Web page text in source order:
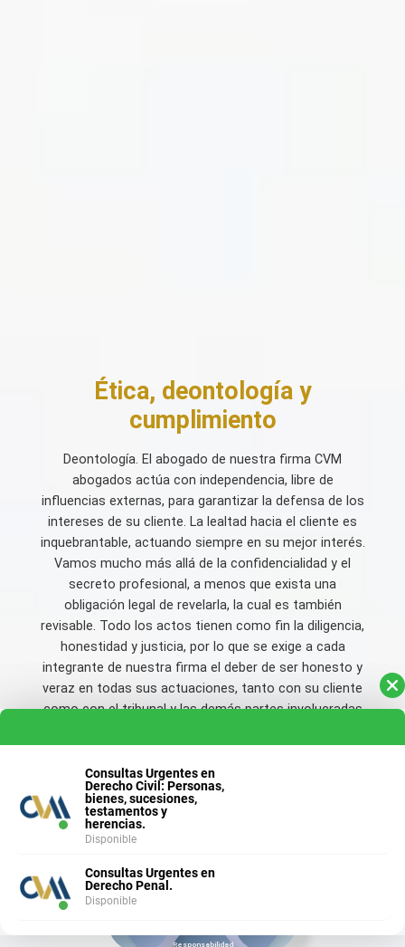
Consultas Urgentes en
Derecho Civil: Personas,
bienes, sucesiones,
testamentos y
herencias.
Disponible
Consultas Urgentes en
Derecho Penal.
Disponible